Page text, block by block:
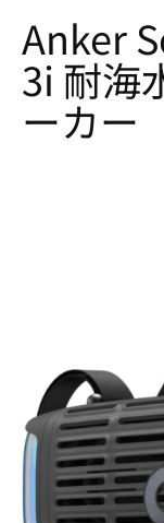
Anker
3i 耐海
ーカー